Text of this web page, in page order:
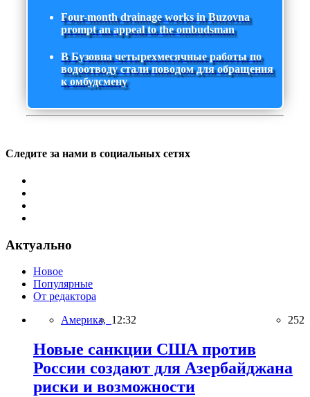
Four-month drainage works in Buzovna
prompt an appeal to the ombudsman
В Бузовна четырехмесячные работы по
водоотводу стали поводом для обращения
к омбудсмену
Следите за нами в социальных сетях
Актуально
Новое
Популярные
От редактора
Америка, 12:32 252
Новые санкции США против
России создают для Азербайджана
риски и возможности